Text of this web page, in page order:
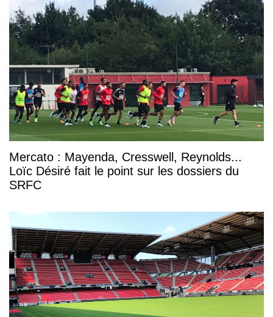
Mercato : Mayenda, Cresswell, Reynolds...
Loïc Désiré fait le point sur les dossiers du
SRFC